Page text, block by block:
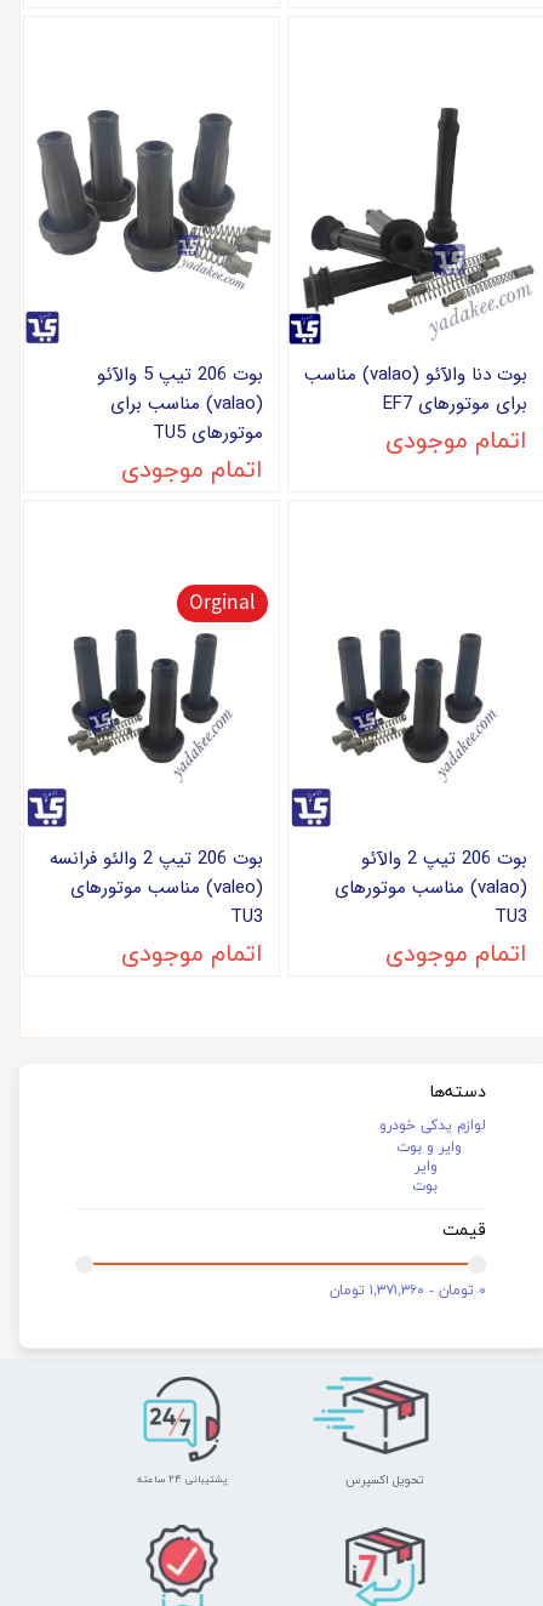
دسته‌ها
لوازم یدکی خودرو
وایر و بوت
وایر
بوت
قیمت
۰ تومان - ۱,۳۷۱,۳۶۰ تومان
بوت دنا والآئو (valao) مناسب
برای موتورهای EF7
اتمام موجودی
بوت 206 تیپ 5 والآئو
(valao) مناسب برای
موتورهای TU5
اتمام موجودی
بوت 206 تیپ 2 والآئو
(valao) مناسب موتورهای
TU3
اتمام موجودی
بوت 206 تیپ 2 والئو فرانسه
(valeo) مناسب موتورهای
TU3
اتمام موجودی
Orginal
تحویل اکسپرس پشتیبانی ۲۴ ساعته